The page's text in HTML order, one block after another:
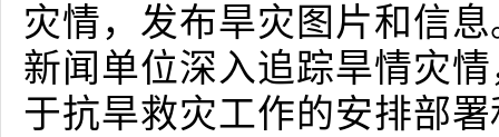
灾情，发布旱灾图片和信
新闻单位深入追踪旱情灾
于抗旱救灾工作的安排部